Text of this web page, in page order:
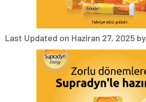
Last Updated on Haziran 27, 2025 by